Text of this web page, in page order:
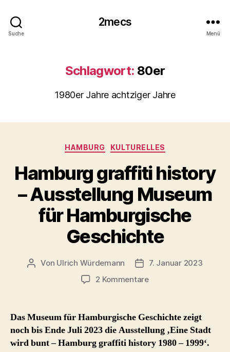
Suche
2mecs
Menü
Schlagwort: 80er
1980er Jahre achtziger Jahre
Kategorien
HAMBURG KULTURELLES
Hamburg graffiti history
– Ausstellung Museum
für Hamburgische
Geschichte
Beitragsautor
Von Ulrich Würdemann Beitragsdatum
7. Januar 2023
2 Kommentarezu
history
Ausstellung
Museum
Das Museum für Hamburgische Geschichte zeigt
noch bis Ende Juli 2023 die Ausstellung ‚Eine Stadt
wird bunt – Hamburg graffiti history 1980 – 1999‘.